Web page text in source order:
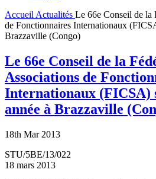
Accueil Actualités Le 66e Conseil de la
de Fonctionnaires Internationaux
Brazzaville (Congo)
Le 66e Conseil de la
Associations de
Internationaux (FICSA)
année à Brazzaville
18th Mar 2013
STU/5BE/13/022
18 mars 2013